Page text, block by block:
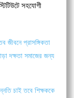
সহযোগী
জীবনে প্রাসঙ্গিকতা
দক্ষতা সমাজের জন্য
চাই তবে শিক্ষককে